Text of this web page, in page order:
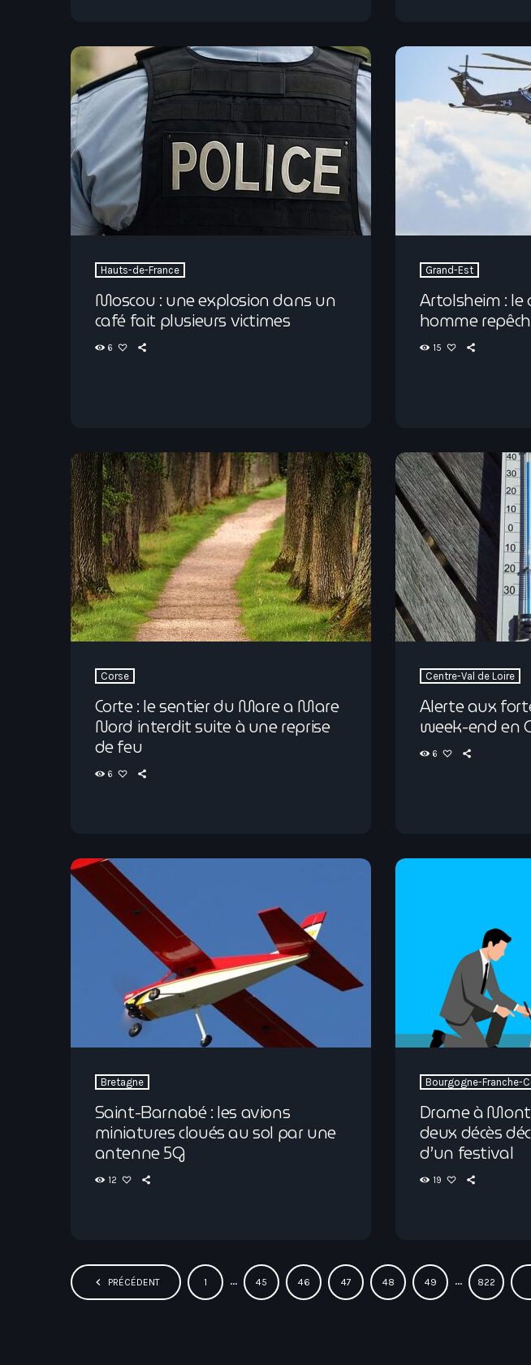
Hauts-de-France
Moscou : une explosion dans un
café fait plusieurs victimes
6
Grand-Est
Artolsheim : le
homme
15
Corse
Corte : le sentier du Mare a Mare
Nord interdit suite à une reprise
de feu
6
Centre-Val de Loire
Alerte aux
week-end en
6
Bretagne
Saint-Barnabé : les avions
miniatures cloués au sol par une
antenne 5G
12
Bourgogne-Franche-
Drame à
deux décès
d’un festival
19
navigate_before PRÉCÉDENT 1 … 45 46 47 48 49 … 822